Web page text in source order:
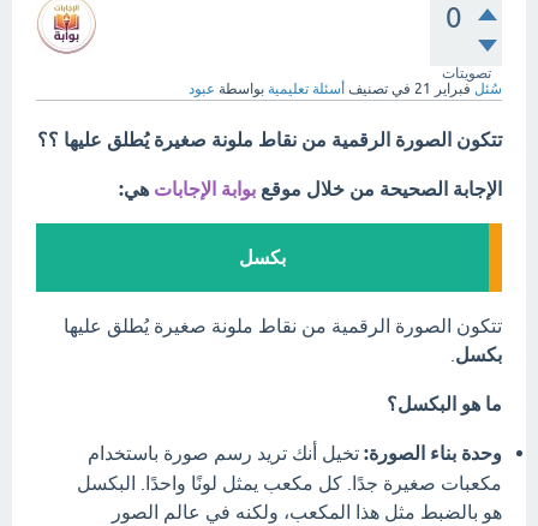
0
تصويتات
سُئل فبراير 21 في تصنيف أسئلة تعليمية بواسطة عبود
تتكون الصورة الرقمية من نقاط ملونة صغيرة يُطلق عليها ؟؟
الإجابة الصحيحة من خلال موقع بوابة الإجابات هي:
بكسل
تتكون الصورة الرقمية من نقاط ملونة صغيرة يُطلق عليها
بكسل
ما هو البكسل؟
وحدة بناء الصورة: تخيل أنك تريد رسم صورة باستخدام
مكعبات صغيرة جدًا. كل مكعب يمثل لونًا واحدًا. البكسل
هو بالضبط مثل هذا المكعب، ولكنه في عالم الصور